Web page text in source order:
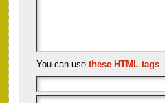
You can use these HTML tags